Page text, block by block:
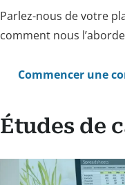
Parlez-nous de votre
comment nous
Commencer une
Études de